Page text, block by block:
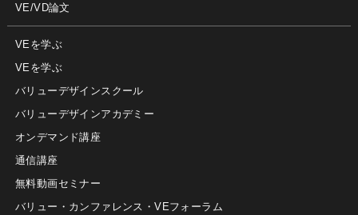
VE/VD論文
VEを学ぶ
VEを学ぶ
バリューデザインスクール
バリューデザインアカデミー
オンデマンド講座
通信講座
無料動画セミナー
バリュー・カンファレンス・VEフォーラム